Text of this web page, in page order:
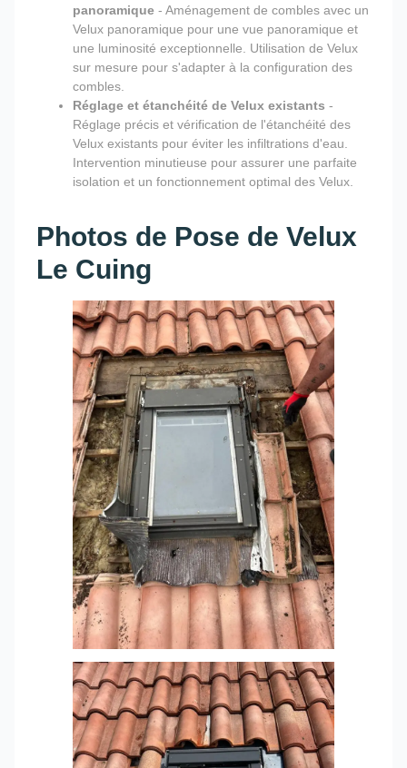
panoramique - Aménagement de combles avec un
Velux panoramique pour une vue panoramique et
une luminosité exceptionnelle. Utilisation de Velux
sur mesure pour s'adapter à la configuration des
combles.
Réglage et étanchéité de Velux existants -
Réglage précis et vérification de l'étanchéité des
Velux existants pour éviter les infiltrations d'eau.
Intervention minutieuse pour assurer une parfaite
isolation et un fonctionnement optimal des Velux.
Photos de Pose de Velux
Le Cuing